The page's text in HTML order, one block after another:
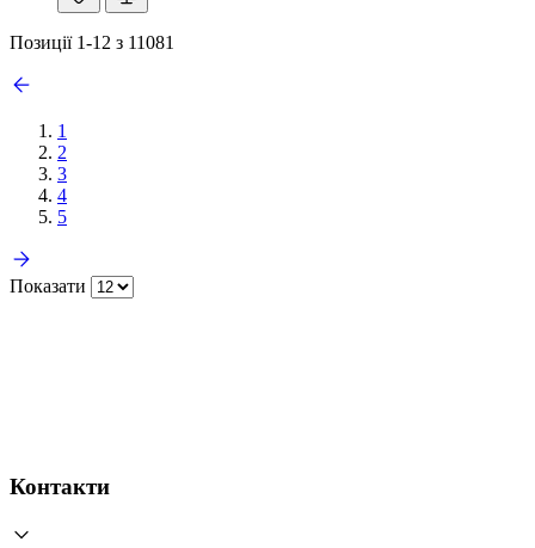
Позиції 1-12 з 11081
1
2
3
4
5
Показати
Контакти